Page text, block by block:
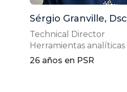
Sérgio Granville, Dsc
Technical Director
Herramientas analíticas
26 años en PSR